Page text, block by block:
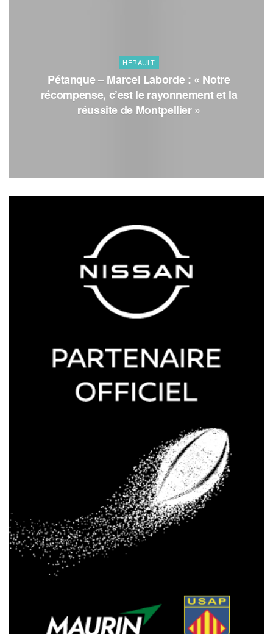
HERAULT
Pétanque – Marcel Laborde : « Notre
récompense, c’est le rayonnement et la
réussite de Montpellier »